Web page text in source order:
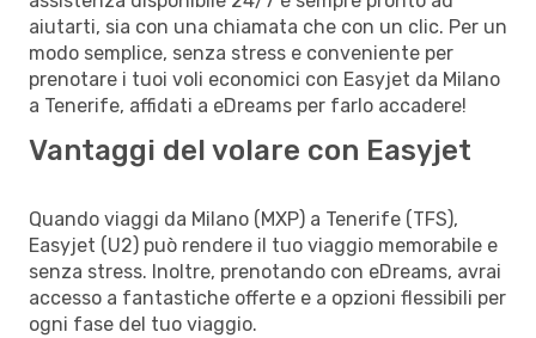
aiutarti, sia con una chiamata che con un clic. Per un
modo semplice, senza stress e conveniente per
prenotare i tuoi voli economici con Easyjet da Milano
a Tenerife, affidati a eDreams per farlo accadere!
Vantaggi del volare con Easyjet
Quando viaggi da Milano (MXP) a Tenerife (TFS),
Easyjet (U2) può rendere il tuo viaggio memorabile e
senza stress. Inoltre, prenotando con eDreams, avrai
accesso a fantastiche offerte e a opzioni flessibili per
ogni fase del tuo viaggio.